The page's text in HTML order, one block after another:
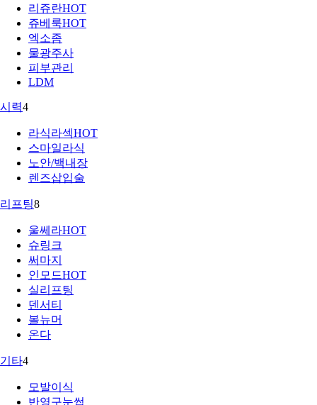
리쥬란HOT
쥬베룩HOT
엑소좀
물광주사
피부관리
LDM
시력4
라식라섹HOT
스마일라식
노안/백내장
렌즈삽입술
리프팅8
울쎄라HOT
슈링크
써마지
인모드HOT
실리프팅
덴서티
볼뉴머
온다
기타4
모발이식
반영구눈썹